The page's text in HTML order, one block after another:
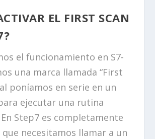
EL FIRST SCAN
el funcionamiento en S7-
una marca llamada “First
poníamos en serie en un
ejecutar una rutina
Step7 es completamente
necesitamos llamar a un